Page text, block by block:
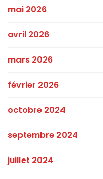
mai 2026
avril 2026
mars 2026
février 2026
octobre 2024
septembre 2024
juillet 2024